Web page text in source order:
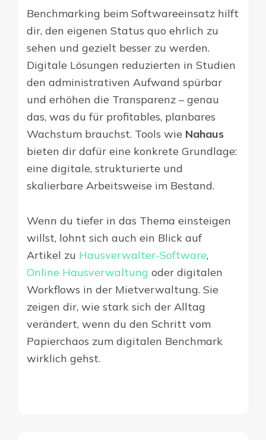
Benchmarking beim Softwareeinsatz hilft
dir, den eigenen Status quo ehrlich zu
sehen und gezielt besser zu werden.
Digitale Lösungen reduzierten in Studien
den administrativen Aufwand spürbar
und erhöhen die Transparenz – genau
das, was du für profitables, planbares
Wachstum brauchst. Tools wie Nahaus
bieten dir dafür eine konkrete Grundlage:
eine digitale, strukturierte und
skalierbare Arbeitsweise im Bestand.
Wenn du tiefer in das Thema einsteigen
willst, lohnt sich auch ein Blick auf
Artikel zu Hausverwalter-Software,
Online Hausverwaltung oder digitalen
Workflows in der Mietverwaltung. Sie
zeigen dir, wie stark sich der Alltag
verändert, wenn du den Schritt vom
Papierchaos zum digitalen Benchmark
wirklich gehst.